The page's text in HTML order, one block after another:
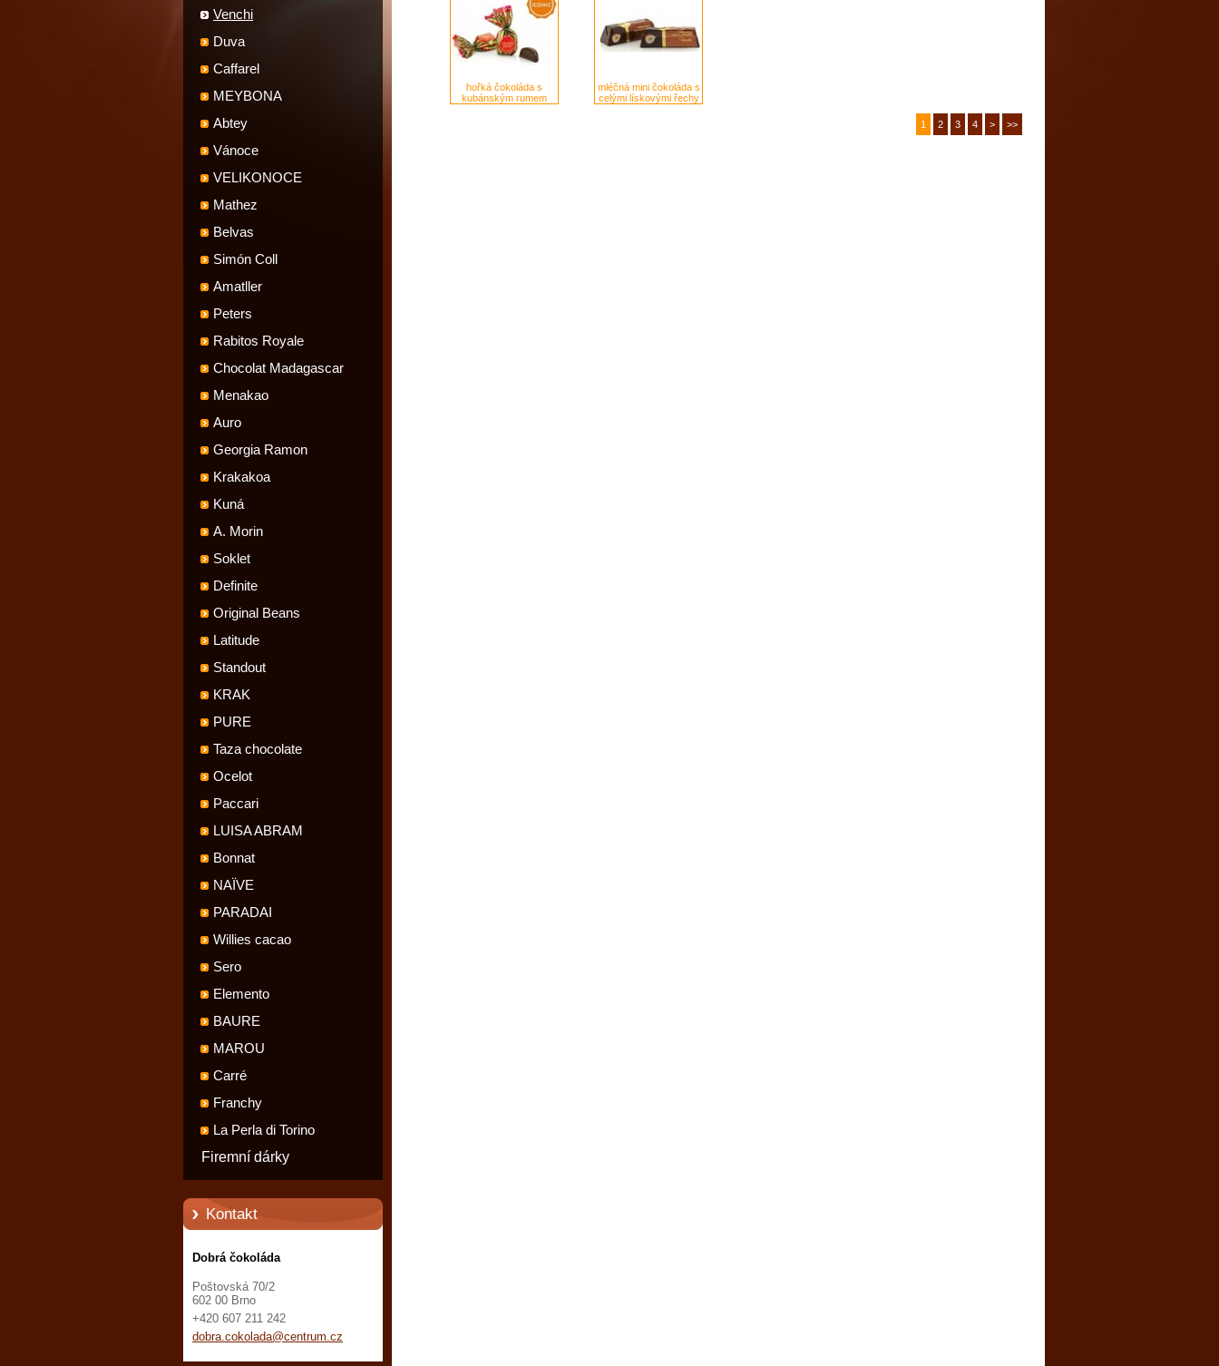
Venchi
Duva
Caffarel
MEYBONA
Abtey
Vánoce
VELIKONOCE
Mathez
Belvas
Simón Coll
Amatller
Peters
Rabitos Royale
Chocolat Madagascar
Menakao
Auro
Georgia Ramon
Krakakoa
Kuná
A. Morin
Soklet
Definite
Original Beans
Latitude
Standout
KRAK
PURE
Taza chocolate
Ocelot
Paccari
LUISA ABRAM
Bonnat
NAÏVE
PARADAI
Willies cacao
Sero
Elemento
BAURE
MAROU
Carré
Franchy
La Perla di Torino
Firemní dárky
Kontakt
Dobrá čokoláda
Poštovská 70/2
602 00 Brno
+420 607 211 242
dobra.cokolada@centrum.cz
hořká čokoláda s
kubánským rumem
mléčná mini čokoláda s
celými lískovými řechy
1 2 3 4 > >>